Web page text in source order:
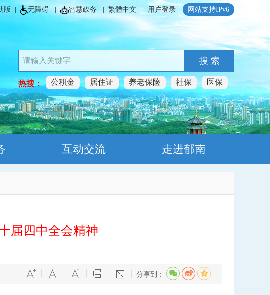
版 无障碍 | 智慧政务| 繁體中文| 用户登录 网站支持IPv6
搜 索
热搜： 公积金 居住证 养老保险 社保 医保
互动交流 走进郁南
届四中全会精神
分享到：